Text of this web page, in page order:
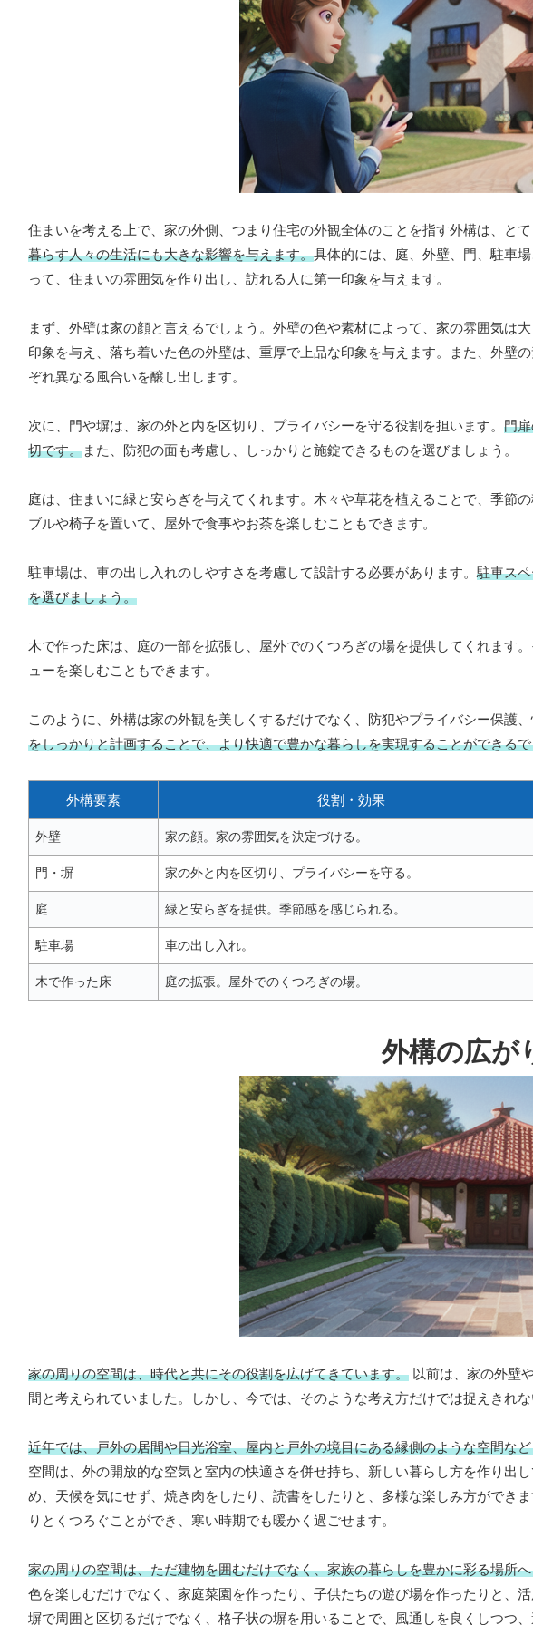
住まいを考える上で、家の外側、つまり住宅の外観全体のことを指す外構は、とて
暮らす人々の生活にも大きな影響を与えます。具体的には、庭、外壁、門、駐車
って、住まいの雰囲気を作り出し、訪れる人に第一印象を与えます。
まず、外壁は家の顔と言えるでしょう。外壁の色や素材によって、家の雰囲気は
印象を与え、落ち着いた色の外壁は、重厚で上品な印象を与えます。また、外壁
ぞれ異なる風合いを醸し出します。
次に、門や塀は、家の外と内を区切り、プライバシーを守る役割を担います。 門
切です。また、防犯の面も考慮し、しっかりと施錠できるものを選びましょう。
庭は、住まいに緑と安らぎを与えてくれます。木々や草花を植えることで、季節
ブルや椅子を置いて、屋外で食事やお茶を楽しむこともできます。
駐車場は、車の出し入れのしやすさを考慮して設計する必要があります。 駐車ス
を選びましょう。
木で作った床は、庭の一部を拡張し、屋外でのくつろぎの場を提供してくれます
ューを楽しむこともできます。
このように、外構は家の外観を美しくするだけでなく、防犯やプライバシー保護
をしっかりと計画することで、より快適で豊かな暮らしを実現することができる
外構要素 役割・効果
外壁 家の顔。家の雰囲気を決定づける。
門・塀 家の外と内を区切り、プライバシーを守る。
庭 緑と安らぎを提供。季節感を感じられる。
駐車場 車の出し入れ。
木で作った床 庭の拡張。屋外でのくつろぎの場。
外構の広が
家の周りの空間は、時代と共にその役割を広げてきています。 以前は、家の外壁
間と考えられていました。しかし、今では、そのような考え方だけでは捉えきれ
近年では、戸外の居間や日光浴室、屋内と戸外の境目にある縁側のような空間な
空間は、外の開放的な空気と室内の快適さを併せ持ち、新しい暮らし方を作り出
め、天候を気にせず、焼き肉をしたり、読書をしたりと、多様な楽しみ方ができ
りとくつろぐことができ、寒い時期でも暖かく過ごせます。
家の周りの空間は、ただ建物を囲むだけでなく、家族の暮らしを豊かに彩る場所
色を楽しむだけでなく、家庭菜園を作ったり、子供たちの遊び場を作ったりと、
塀で周囲と区切るだけでなく、格子状の塀を用いることで、風通しを良くしつつ